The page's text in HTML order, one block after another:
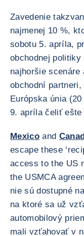
Zavedenie
najmenej 10 %,
sobotu 5. apríla,
obchodnej
najhoršie
obchodní
Európska únia
9. apríla čeliť
Mexico and
escape these
access to the US
the USMCA
nie sú dostupné
na ktoré sa už
automobilový
mali vzťahovať v